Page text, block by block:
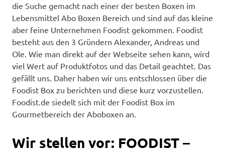
die Suche gemacht nach einer der besten Boxen im
Lebensmittel Abo Boxen Bereich und sind auf das kleine
aber feine Unternehmen Foodist gekommen. Foodist
besteht aus den 3 Gründern Alexander, Andreas und
Ole. Wie man direkt auf der Webseite sehen kann, wird
viel Wert auf Produktfotos und das Detail geachtet. Das
gefällt uns. Daher haben wir uns entschlossen über die
Foodist Box zu berichten und diese kurz vorzustellen.
Foodist.de siedelt sich mit der Foodist Box im
Gourmetbereich der Aboboxen an.
Wir stellen vor: FOODIST –